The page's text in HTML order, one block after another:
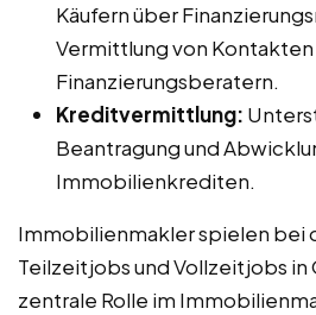
Käufern über
Vermittlung von Kontakten
Finanzierungsberatern.
Kreditvermittlung:
Beantragung und
Immobilienkrediten.
Immobilienmakler spielen bei
Teilzeitjobs und Vollzeitjobs in
zentrale Rolle im